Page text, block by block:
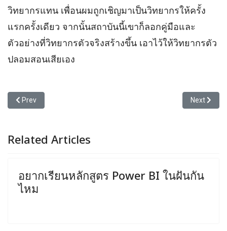
วิทยากรแทน เพื่อนผมถูกเชิญมาเป็นวิทยากรให้ครั้ง
แรกครั้งเดียว จากนั้นสถาบันนี้เขาก็ลอกคู่มือและ
ตัวอย่างที่วิทยากรตัวจริงสร้างขึ้น เอาไว้ให้วิทยากรตัว
ปลอมสอนเสียเอง
Previous article: วิทยากรไม่ใช่เซลล์แมนนะ จะบอกให้
Prev Next
Next
Related Articles
อยากเรียนหลักสูตร Power BI ในฝันกัน
ไหม